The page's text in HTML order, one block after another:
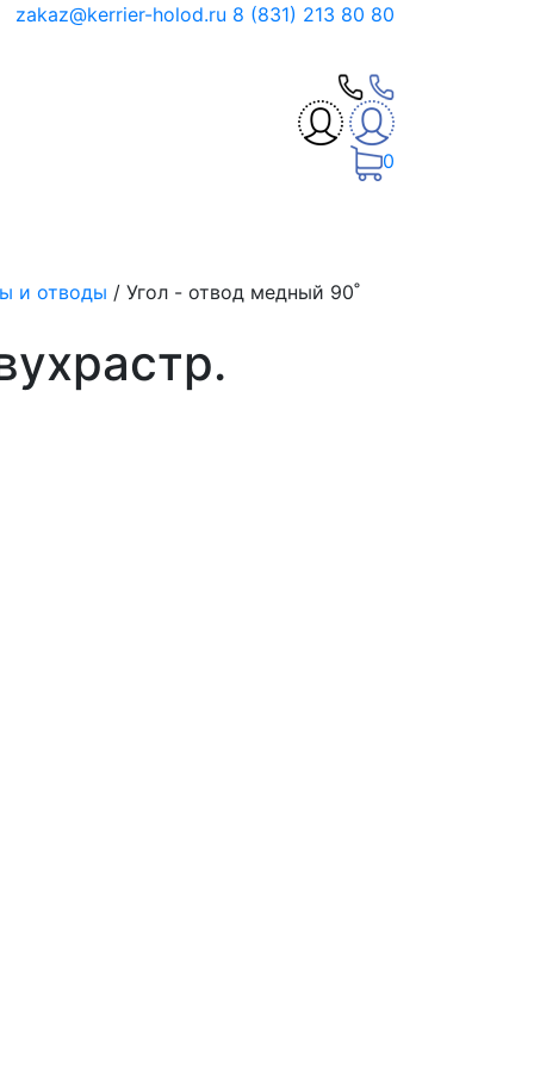
zakaz@kerrier-holod.ru 8 (831) 213 80 80
0
и отводы / Угол - отвод медный 90˚